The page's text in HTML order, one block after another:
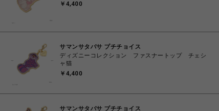
￥4,400
サマンサタバサ プチチョイス
ディズニーコレクション ファスナートップ チェシ
ャ猫
￥4,400
サマンサタバサ プチチョイス